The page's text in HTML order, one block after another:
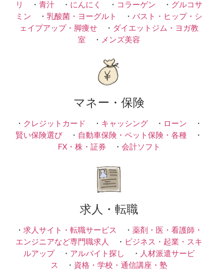
リ ・ 青汁 ・ にんにく ・ コラーゲン ・ グルコサ
ミン ・ 乳酸菌・ヨーグルト ・ バスト・ヒップ・シ
ェイプアップ・脚痩せ ・ ダイエットジム・ヨガ教
室 ・ メンズ美容
マネー・保険
・ クレジットカード ・ キャッシング ・ ローン ・
賢い保険選び ・ 自動車保険・ペット保険・各種 ・
FX・株・証券 ・ 会計ソフト
求人・転職
・ 求人サイト・転職サービス ・ 薬剤・医・看護師・
エンジニアなど専門職求人
・ ビジネス・起業・スキ
ルアップ・ アルバイト探し ・ 人材派遣サービ
ス ・ 資格・学校・通信講座・塾